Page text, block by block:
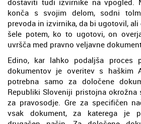
konča s svojim delom, sodni
prevoda in izvirnika, da bi ugotovil,
šele potem, ko to ugotovi, on
uvršča med pravno veljavne
Edino, kar lahko podaljša proces
dokumentov je overitev s haškim
potrebna samo za določene
Republiki Sloveniji pristojna
za pravosodje. Gre za specifičen
vsak dokument, za katerega je